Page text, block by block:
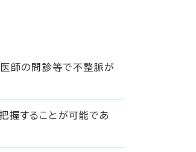
師の問診等で不整脈が
握することが可能であ